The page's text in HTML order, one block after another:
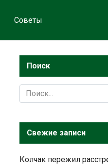
Советы
Поиск
Search
for:
Свежие записи
Колчак пережил